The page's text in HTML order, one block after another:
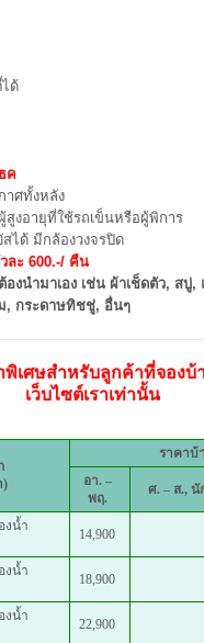
ด้
ค
าศทั้งหลัง
งอายุที่ใช้รถเข็นหรือผู้พิการ
ได้ มีกล้องวงจรปิด
ละ 600.-/ คืน
องนำมาเอง เช่น ผ้าเช็ดตัว, ส
, กระดาษทิชชู่, อื่นๆ
พิเศษสำหรับลูกค้าที่จองบ้
เว็บไซต์เราเท่านั้น
)
ราคาบ้
อา. –
พฤ.
ศ. – ส.,
งน้ำ
14,900
งน้ำ
18,900
งน้ำ
22,900